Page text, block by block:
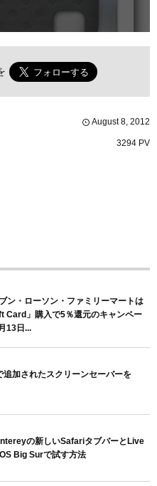
August 8 2012
3294 PV
ン・ローソン・ファミリーマートは
Card」購入で5％還元のキャンペー
13日...
追加されたスクリーンセーバーを
の新しいSafariタブバーとLive
Big Surで試す方法